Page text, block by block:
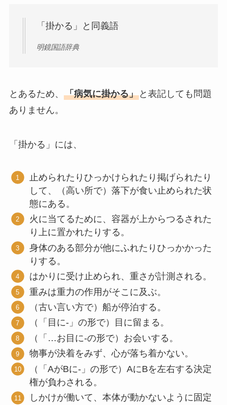
「掛かる」と同義語
明鏡国語辞典
とあるため、 「病気に掛かる」と表記しても問題
ありません。
「掛かる」には、
止められたりひっかけられたり掲げられたり
して、（高い所で）落下が食い止められた状
態にある。
火に当てるために、容器が上からつるされた
り上に置かれたりする。
身体のある部分が他にふれたりひっかかった
りする。
はかりに受け止められ、重さが計測される。
重みは重力の作用がそこに及ぶ。
（古い言い方で）船が停泊する。
（「目に-」の形で）目に留まる。
（「…お目に-の形で）お会いする。
物事が決着をみず、心が落ち着かない。
（「AがBに-」の形で）AにBを左右する決定
権が負わされる。
しかけが働いて、本体が動かないように固定